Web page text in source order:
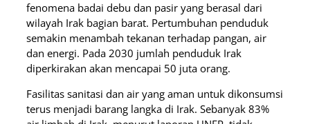
fenomena badai debu dan pasir yang berasal dari
wilayah Irak bagian barat. Pertumbuhan penduduk
semakin menambah tekanan terhadap pangan, air
dan energi. Pada 2030 jumlah penduduk Irak
diperkirakan akan mencapai 50 juta orang.
Fasilitas sanitasi dan air yang aman untuk dikonsumsi
terus menjadi barang langka di Irak. Sebanyak 83%